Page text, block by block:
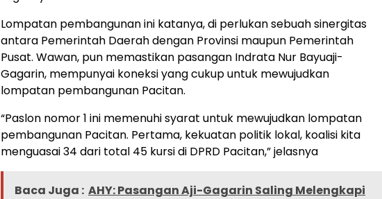
Lompatan pembangunan ini katanya, di perlukan sebuah sinergitas
antara Pemerintah Daerah dengan Provinsi maupun Pemerintah
Pusat. Wawan, pun memastikan pasangan Indrata Nur Bayuaji-
Gagarin, mempunyai koneksi yang cukup untuk mewujudkan
lompatan pembangunan Pacitan.
“Paslon nomor 1 ini memenuhi syarat untuk mewujudkan lompatan
pembangunan Pacitan. Pertama, kekuatan politik lokal, koalisi kita
menguasai 34 dari total 45 kursi di DPRD Pacitan,” jelasnya
Baca Juga : AHY: Pasangan Aji-Gagarin Saling Melengkapi